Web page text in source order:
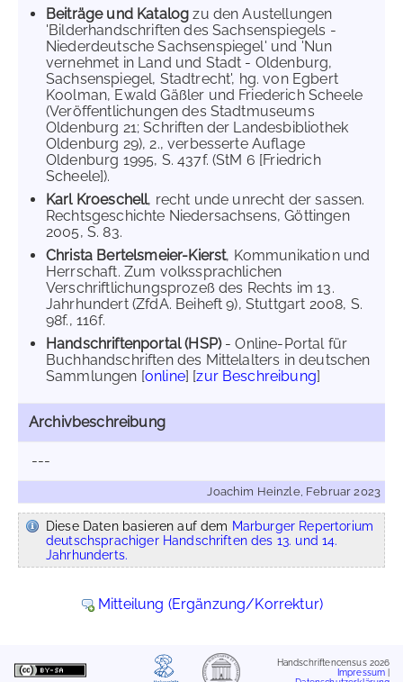
Beiträge und Katalog zu den Austellungen
'Bilderhandschriften des Sachsenspiegels -
Niederdeutsche Sachsenspiegel' und 'Nun
vernehmet in Land und Stadt - Oldenburg,
Sachsenspiegel, Stadtrecht', hg. von Egbert
Koolman, Ewald Gäßler und Friederich Scheele
(Veröffentlichungen des Stadtmuseums
Oldenburg 21; Schriften der Landesbibliothek
Oldenburg 29), 2., verbesserte Auflage
Oldenburg 1995, S. 437f. (StM 6 [Friedrich
Scheele]).
Karl Kroeschell, recht unde unrecht der sassen.
Rechtsgeschichte Niedersachsens, Göttingen
2005, S. 83.
Christa Bertelsmeier-Kierst, Kommunikation und
Herrschaft. Zum volkssprachlichen
Verschriftlichungsprozeß des Rechts im 13.
Jahrhundert (ZfdA. Beiheft 9), Stuttgart 2008, S.
98f., 116f.
Handschriftenportal (HSP)- Online-Portal für
Buchhandschriften des Mittelalters in deutschen
Sammlungen [online] [zur Beschreibung]
Archivbeschreibung
---
Joachim Heinzle, Februar 2023
Diese Daten basieren auf dem Marburger Repertorium
deutschsprachiger Handschriften des 13. und 14.
Jahrhunderts.
Mitteilung (Ergänzung/Korrektur)
Handschriftencensus 2026
Impressum